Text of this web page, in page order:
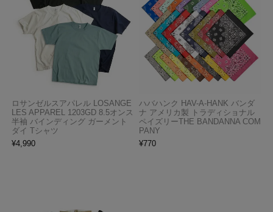
ロサンゼルスアパレル LOSANGE
LES APPAREL 1203GD 8.5オンス
半袖 バインディング ガーメント
ダイ Tシャツ
¥4,990
ハバハンク HAV-A-HANK バンダ
ナ アメリカ製 トラディショナル
ペイズリーTHE BANDANNA COM
PANY
¥770